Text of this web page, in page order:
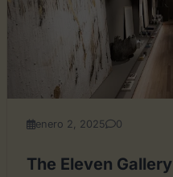
enero 2, 2025 0
The Eleven Gallery